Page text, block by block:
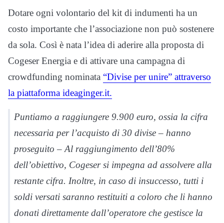
Dotare ogni volontario del kit di indumenti ha un
costo importante che l’associazione non può sostenere
da sola. Così è nata l’idea di aderire alla proposta di
Cogeser Energia e di attivare una campagna di
crowdfunding nominata “Divise per unire” attraverso
la piattaforma ideaginger.it.
Puntiamo a raggiungere 9.900 euro, ossia la cifra
necessaria per l’acquisto di 30 divise – hanno
proseguito – Al raggiungimento dell’80%
dell’obiettivo, Cogeser si impegna ad assolvere alla
restante cifra. Inoltre, in caso di insuccesso, tutti i
soldi versati saranno restituiti a coloro che li hanno
donati direttamente dall’operatore che gestisce la